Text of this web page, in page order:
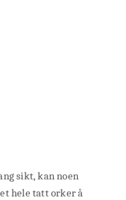
sikt, kan noen
hele tatt orker å